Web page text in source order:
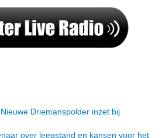
Driemanspolder inzet bij
over leegstand en kansen voor het